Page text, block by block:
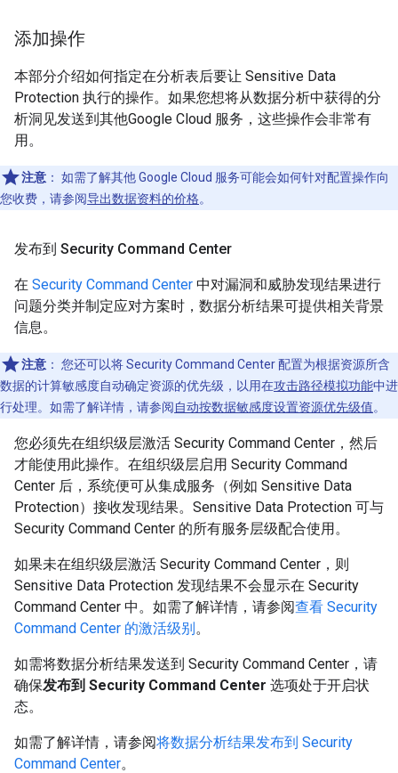
添加操作
本部分介绍如何指定在分析表后要让 Sensitive Data
Protection 执行的操作。如果您想将从数据分析中获得的分
析洞见发送到其他Google Cloud 服务，这些操作会非常有
用。
注意 ： 如需了解其他 Google Cloud 服务可能会如何针对配置操作向
您收费，请参阅导出数据资料的价格。
发布到 Security Command Center
在 Security Command Center 中对漏洞和威胁发现结果进行
问题分类并制定应对方案时，数据分析结果可提供相关背景
信息。
注意 ： 您还可以将 Security Command Center 配置为根据资源所含
数据的计算敏感度自动确定资源的优先级，以用在攻击路径模拟功能中进
行处理。如需了解详情，请参阅自动按数据敏感度设置资源优先级值。
您必须先在组织级层激活 Security Command Center，然后
才能使用此操作。在组织级层启用 Security Command
Center 后，系统便可从集成服务（例如 Sensitive Data
Protection）接收发现结果。Sensitive Data Protection 可与
Security Command Center 的所有服务层级配合使用。
如果未在组织级层激活 Security Command Center，则
Sensitive Data Protection 发现结果不会显示在 Security
Command Center 中。如需了解详情，请参阅查看 Security
Command Center 的激活级别。
如需将数据分析结果发送到 Security Command Center，请
确保发布到 Security Command Center 选项处于开启状
态。
如需了解详情，请参阅将数据分析结果发布到 Security
Command Center。